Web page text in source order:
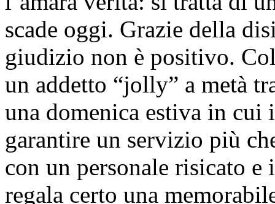
scade oggi. Grazie della
giudizio non è positivo.
un addetto “jolly” a metà
una domenica estiva in cui
garantire un servizio più
con un personale risicato
regala certo una